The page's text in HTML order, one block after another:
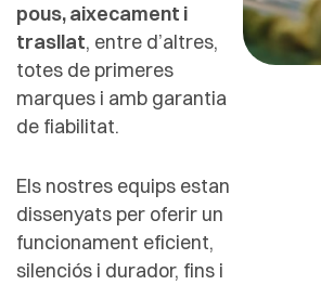
pous, aixecament i
trasllat, entre d’altres,
totes de primeres
marques i amb garantia
de fiabilitat.
Els nostres equips estan
dissenyats per oferir un
funcionament eficient,
silenciós i durador, fins i